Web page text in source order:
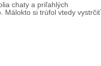
chaty a priľahlých
Málokto si trúfol vtedy vystrčiť